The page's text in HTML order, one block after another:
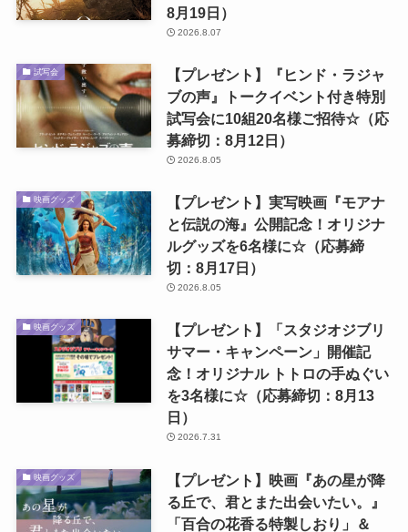
8月19日）
2026.8.07
試写会
【プレゼント】『ヒンド・ラジャ
ブの声』トークイベント付き特別
試写会に10組20名様ご招待☆（応
募締切：8月12日）
2026.8.05
映画グッズ
【プレゼント】実写映画『モアナ
と伝説の海』公開記念！オリジナ
ルグッズを6名様に☆（応募締
切：8月17日）
2026.8.05
映画グッズ
【プレゼント】「スタジオジブリ
サマー・キャンペーン」開催記
念！オリジナル トトロの手ぬぐい
を3名様に☆（応募締切：8月13
日）
2026.7.31
映画グッズ
【プレゼント】映画『あの星が降
る丘で、君とまた出会いたい。』
「百合の花香る特製しおり」＆